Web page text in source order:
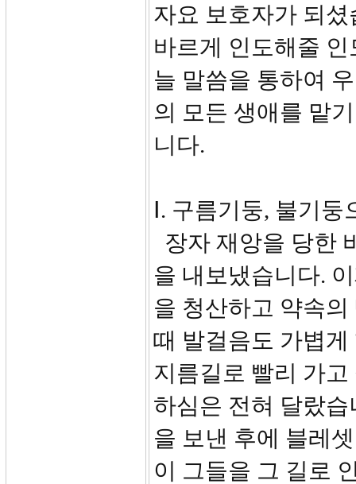
자요 보호자가 되
바르게 인도해줄
늘 말씀을 통하여
의 모든 생애를 맡
니다.
Ⅰ. 구름기둥, 불기
장자 재앙을 당한
을 내보냈습니다.
을 청산하고 약속
때 발걸음도 가볍
지름길로 빨리 가
하심은 전혀 달랐습
을 보낸 후에 블레
이 그들을 그 길로